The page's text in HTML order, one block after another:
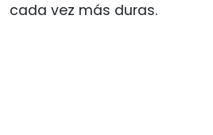
cada vez más duras.